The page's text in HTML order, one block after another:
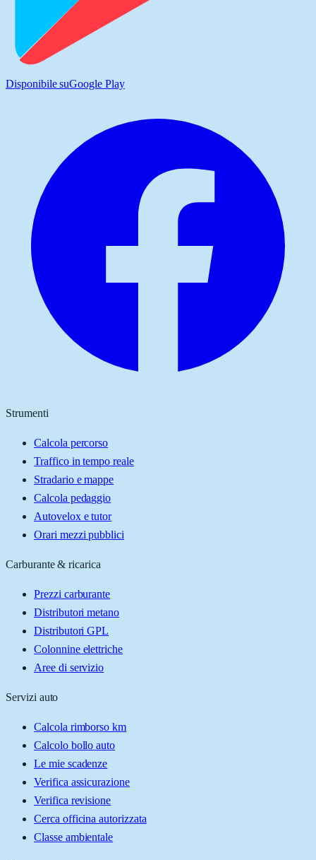
Disponibile suGoogle Play
Strumenti
Calcola percorso
Traffico in tempo reale
Stradario e mappe
Calcola pedaggio
Autovelox e tutor
Orari mezzi pubblici
Carburante & ricarica
Prezzi carburante
Distributori metano
Distributori GPL
Colonnine elettriche
Aree di servizio
Servizi auto
Calcola rimborso km
Calcolo bollo auto
Le mie scadenze
Verifica assicurazione
Verifica revisione
Cerca officina autorizzata
Classe ambientale